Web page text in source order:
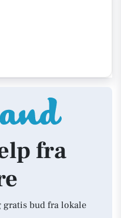
fra
gratis bud fra lokale